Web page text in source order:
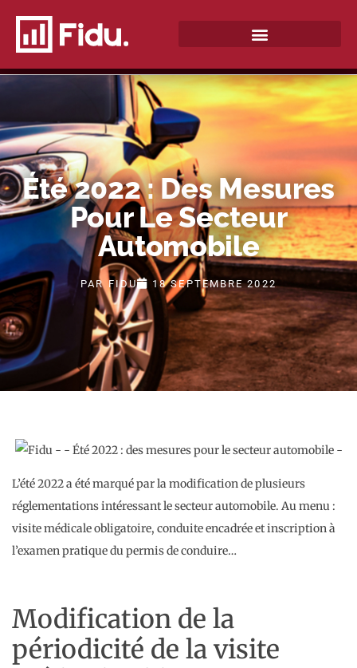
Été 2022 : Des Mesures
Pour Le Secteur
Automobile
PAR FIDU 18 SEPTEMBRE 2022
L’été 2022 a été marqué par la modification de plusieurs
réglementations intéressant le secteur automobile. Au menu :
visite médicale obligatoire, conduite encadrée et inscription à
l’examen pratique du permis de conduire…
Modification de la
périodicité de la visite